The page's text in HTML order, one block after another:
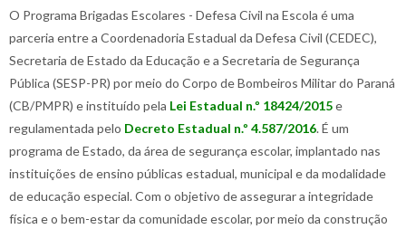
O Programa Brigadas Escolares - Defesa Civil na Escola é uma
parceria entre a Coordenadoria Estadual da Defesa Civil (CEDEC),
Secretaria de Estado da Educação e a Secretaria de Segurança
Pública (SESP-PR) por meio do Corpo de Bombeiros Militar do Paraná
(CB/PMPR) e instituído pela Lei Estadual n.º 18424/2015e
regulamentada pelo Decreto Estadual n.º 4.587/2016. É um
programa de Estado, da área de segurança escolar, implantado nas
instituições de ensino públicas estadual, municipal e da modalidade
de educação especial. Com o objetivo de assegurar a integridade
física e o bem-estar da comunidade escolar, por meio da construção